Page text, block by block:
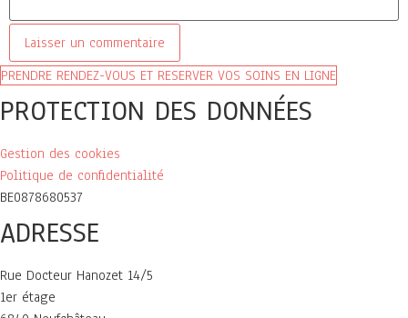
PRENDRE RENDEZ-VOUS ET RESERVER VOS SOINS EN LIGNE
PROTECTION DES DONNÉES
Gestion des cookies
Politique de confidentialité
BE0878680537
ADRESSE
Rue Docteur Hanozet 14/5
1er étage